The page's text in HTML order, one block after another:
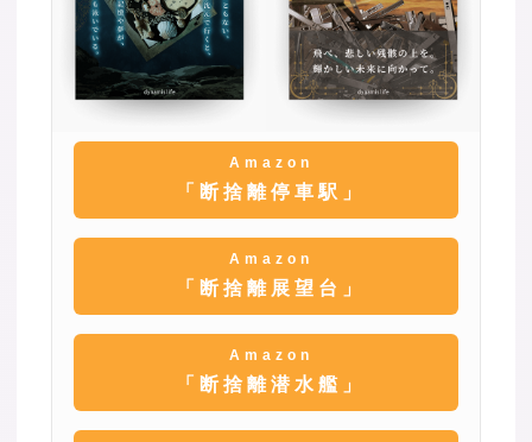
Amazon
「断捨離停車駅」
Amazon
「断捨離展望台」
Amazon
「断捨離潜水艦」